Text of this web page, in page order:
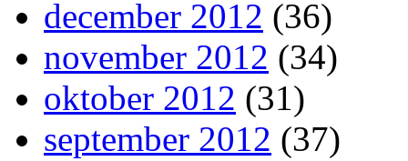
december 2012 (36)
november 2012 (34)
oktober 2012 (31)
september 2012 (37)